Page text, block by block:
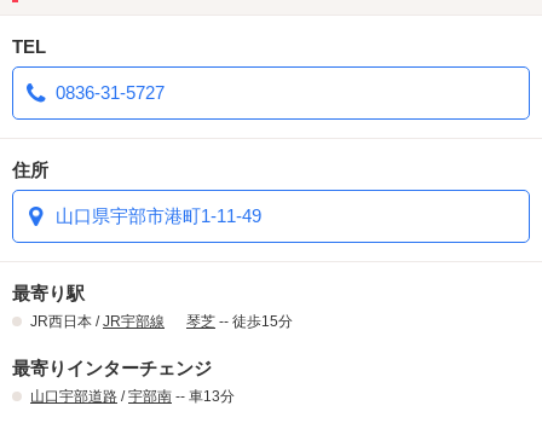
TEL
0836-31-5727
住所
山口県宇部市港町1-11-49
最寄り駅
JR西日本 /JR宇部線 琴芝 -- 徒歩15分
最寄りインターチェンジ
山口宇部道路 /宇部南 -- 車13分